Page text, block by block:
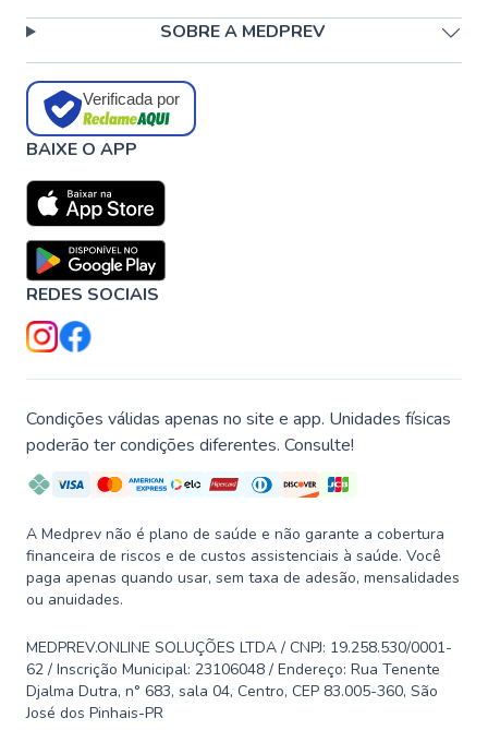
SOBRE A MEDPREV
Verificada por
BAIXE O APP
REDES SOCIAIS
Condições válidas apenas no site e app. Unidades físicas
poderão ter condições diferentes. Consulte!
A Medprev não é plano de saúde e não garante a cobertura
financeira de riscos e de custos assistenciais à saúde. Você
paga apenas quando usar, sem taxa de adesão, mensalidades
ou anuidades.
MEDPREV.ONLINE SOLUÇÕES LTDA / CNPJ: 19.258.530/0001-
62 / Inscrição Municipal: 23106048 / Endereço: Rua Tenente
Djalma Dutra, n° 683, sala 04, Centro, CEP 83.005-360, São
José dos Pinhais-PR